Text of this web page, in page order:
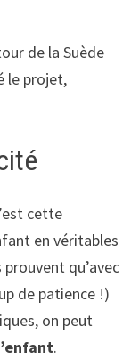
de la Suède
le projet,
cette
en véritables
qu’avec
de patience !)
on peut
.